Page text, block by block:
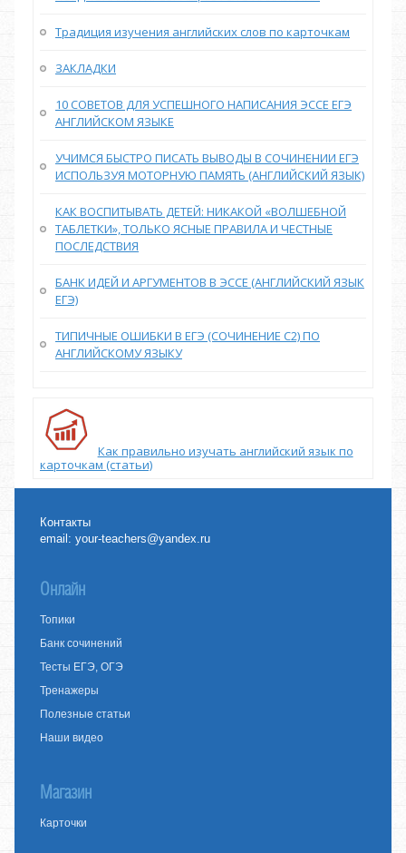
Традиция изучения английских слов по карточкам
ЗАКЛАДКИ
10 СОВЕТОВ ДЛЯ УСПЕШНОГО НАПИСАНИЯ ЭССЕ ЕГЭ
АНГЛИЙСКОМ ЯЗЫКЕ
УЧИМСЯ БЫСТРО ПИСАТЬ ВЫВОДЫ В СОЧИНЕНИИ ЕГЭ
ИСПОЛЬЗУЯ МОТОРНУЮ ПАМЯТЬ (АНГЛИЙСКИЙ ЯЗЫК)
КАК ВОСПИТЫВАТЬ ДЕТЕЙ: НИКАКОЙ «ВОЛШЕБНОЙ
ТАБЛЕТКИ», ТОЛЬКО ЯСНЫЕ ПРАВИЛА И ЧЕСТНЫЕ
ПОСЛЕДСТВИЯ
БАНК ИДЕЙ И АРГУМЕНТОВ В ЭССЕ (АНГЛИЙСКИЙ ЯЗЫК
ЕГЭ)
ТИПИЧНЫЕ ОШИБКИ В ЕГЭ (СОЧИНЕНИЕ С2) ПО
АНГЛИЙСКОМУ ЯЗЫКУ
Как правильно изучать английский язык по
карточкам (статьи)
Контакты
email:your-teachers@yandex.ru
Онлайн
Топики
Банк сочинений
Тесты ЕГЭ, ОГЭ
Тренажеры
Полезные статьи
Наши видео
Магазин
Карточки